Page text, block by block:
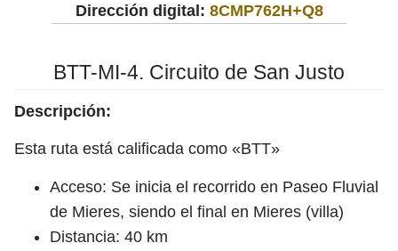
Dirección digital: 8CMP762H+Q8
BTT-MI-4. Circuito de San Justo
Descripción:
Esta ruta está calificada como «BTT»
Acceso: Se inicia el recorrido en Paseo Fluvial
de Mieres, siendo el final en Mieres (villa)
Distancia: 40 km